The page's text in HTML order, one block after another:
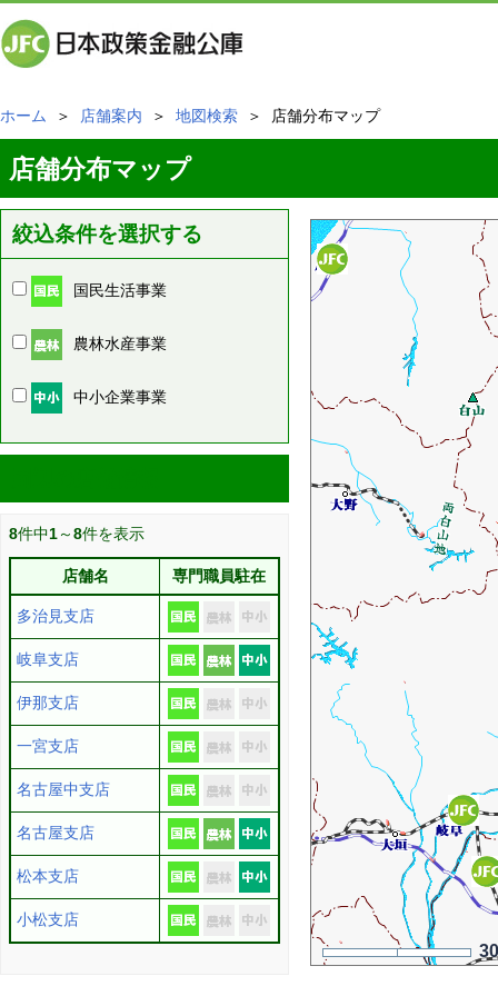
ホーム ＞ 店舗案内 ＞ 地図検索 ＞ 店舗分布マップ
店舗分布マップ
絞込条件を選択する
国民生活事業
農林水産事業
中小企業事業
8件中1～8件を表示
店舗名 専門職員駐在
多治見支店
岐阜支店
伊那支店
一宮支店
名古屋中支店
名古屋支店
松本支店
小松支店